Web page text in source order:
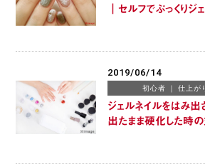
｜セルフでぷっくりジ
2019/06/14
初心者 仕上が
ジェルネイルをはみ
出たまま硬化した時